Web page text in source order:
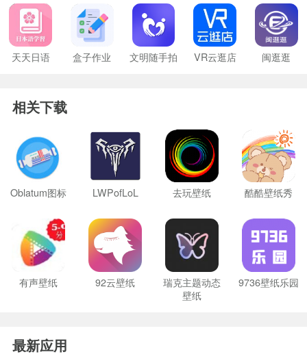
天天日语 盒子作业 文明随手拍 VR云逛店 闽逛逛
相关下载
Oblatum图标 LWPofLoL 去玩壁纸 酷酷壁纸秀
有声壁纸 92云壁纸
瑞克主题动态
壁纸
9736壁纸乐园
最新应用